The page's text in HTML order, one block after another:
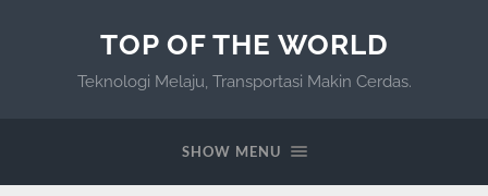
TOP OF THE WORLD
Teknologi Melaju, Transportasi Makin Cerdas.
SHOW MENU